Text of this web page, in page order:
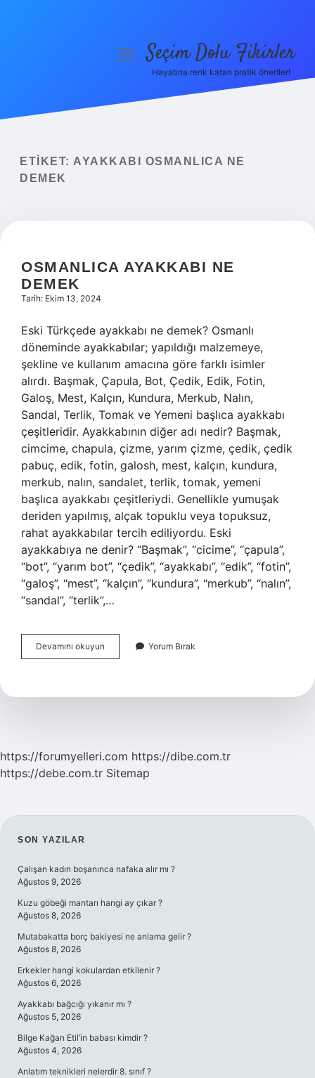
Yasal Uyarı
menüyüSeçim Dolu Fikirler
Hayatına renk katan pratik öneriler!
ETIKET: AYAKKABI OSMANLICA NE
DEMEK
OSMANLICA AYAKKABI NE
DEMEK
Tarih: Ekim 13, 2024
Eski Türkçede ayakkabı ne demek? Osmanlı
döneminde ayakkabılar; yapıldığı malzemeye,
şekline ve kullanım amacına göre farklı isimler
alırdı. Başmak, Çapula, Bot, Çedik, Edik, Fotin,
Galoş, Mest, Kalçın, Kundura, Merkub, Nalın,
Sandal, Terlik, Tomak ve Yemeni başlıca ayakkabı
çeşitleridir. Ayakkabının diğer adı nedir? Başmak,
cimcime, chapula, çizme, yarım çizme, çedik, çedik
pabuç, edik, fotin, galosh, mest, kalçın, kundura,
merkub, nalın, sandalet, terlik, tomak, yemeni
başlıca ayakkabı çeşitleriydi. Genellikle yumuşak
deriden yapılmış, alçak topuklu veya topuksuz,
rahat ayakkabılar tercih ediliyordu. Eski
ayakkabıya ne denir? “Başmak”, “cicime”, “çapula”,
“bot”, “yarım bot”, “çedik”, “ayakkabı”, “edik”, “fotin”,
“galoş”, “mest”, “kalçın”, “kundura”, “merkub”, “nalın”,
“sandal”, “terlik”,…
Devamını okuyun Osmanlıca
Ayakkabı
Yorum Bırak
https://forumyelleri.com https://dibe.com.tr
https://debe.com.tr Sitemap
SIDEBAR
SON YAZILAR
Çalışan kadın boşanınca nafaka alır mı ?
Ağustos 9, 2026
Kuzu göbeği mantarı hangi ay çıkar ?
Ağustos 8, 2026
Mutabakatta borç bakiyesi ne anlama gelir ?
Ağustos 8, 2026
Erkekler hangi kokulardan etkilenir ?
Ağustos 6, 2026
Ayakkabı bağcığı yıkanır mı ?
Ağustos 5, 2026
Bilge Kağan Etil’in babası kimdir ?
Ağustos 4, 2026
Anlatım teknikleri nelerdir 8. sınıf ?